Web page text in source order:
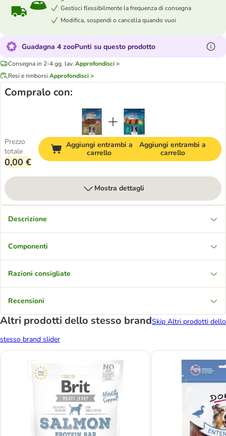
Gestisci flessibilmente la frequenza di consegna
Modifica, sospendi o cancella quando vuoi
Guadagna 4 zooPunti su questo prodotto
Consegna in 2-4 gg. lav. Approfondisci >
Resi e rimborsi Approfondisci >
Compralo con:
Prezzo
totale
0,00 €
Aggiungi entrambi a
carrello
Aggiungi entrambi a
carrello
Mostra dettagli
Descrizione
Componenti
Razioni consigliate
Recensioni
Altri prodotti dello stesso brandSkip Altri prodotti dello
stesso brand slider